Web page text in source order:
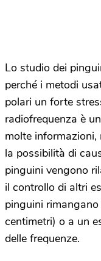
Lo studio dei
perché i metodi
polari un forte
radiofrequenza è
molte
la possibilità di
pinguini vengono
il controllo di altri
pinguini
centimetri) o a un
delle frequenze.